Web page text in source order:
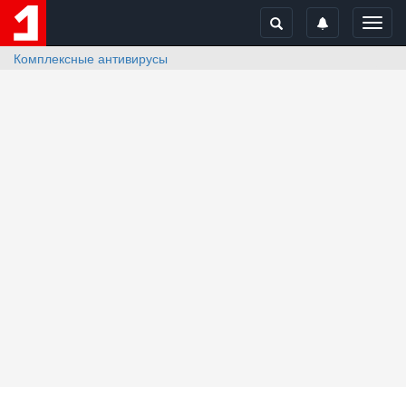
Комплексные антивирусы